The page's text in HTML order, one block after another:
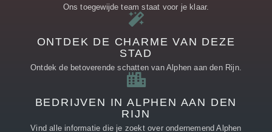
Ons toegewijde team staat voor je klaar.
ONTDEK DE CHARME VAN DEZE
STAD
Ontdek de betoverende schatten van Alphen aan den Rijn.
BEDRIJVEN IN ALPHEN AAN DEN
RIJN
Vind alle informatie die je zoekt over ondernemend Alphen